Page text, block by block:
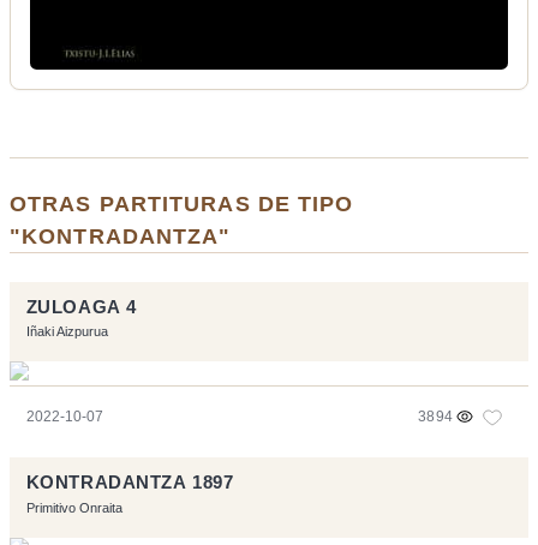
OTRAS PARTITURAS DE TIPO
"KONTRADANTZA"
ZULOAGA 4
Iñaki Aizpurua
2022-10-07 3894
KONTRADANTZA 1897
Primitivo Onraita